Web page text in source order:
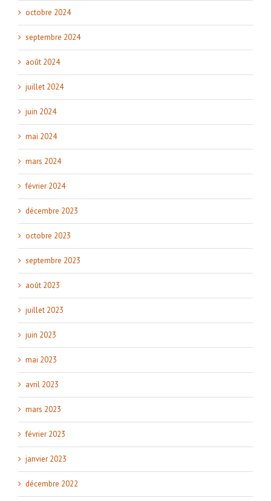
octobre 2024
septembre 2024
août 2024
juillet 2024
juin 2024
mai 2024
mars 2024
février 2024
décembre 2023
octobre 2023
septembre 2023
août 2023
juillet 2023
juin 2023
mai 2023
avril 2023
mars 2023
février 2023
janvier 2023
décembre 2022